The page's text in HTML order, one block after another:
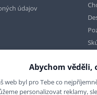
údajov
Abychom věděli,
web byl pro Tebe co
personalizovat reklamy,